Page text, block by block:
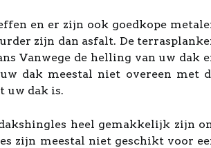
en er zijn ook goedkope
zijn dan asfalt. De
Vanwege de helling van uw dak
dak meestal niet overeen met
uw dak is.
heel gemakkelijk zijn
zijn meestal niet geschikt voor